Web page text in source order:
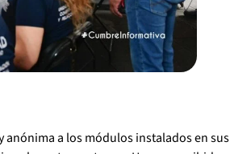
a los módulos instalados en sus